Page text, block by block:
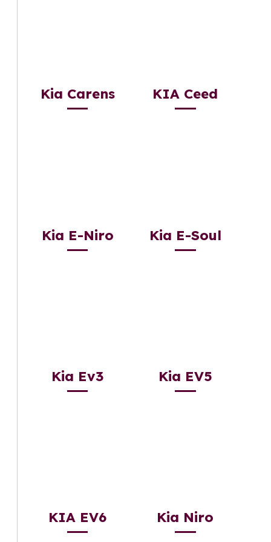
Kia Carens KIA Ceed
Kia E-Niro Kia E-Soul
Kia Ev3 Kia EV5
KIA EV6 Kia Niro